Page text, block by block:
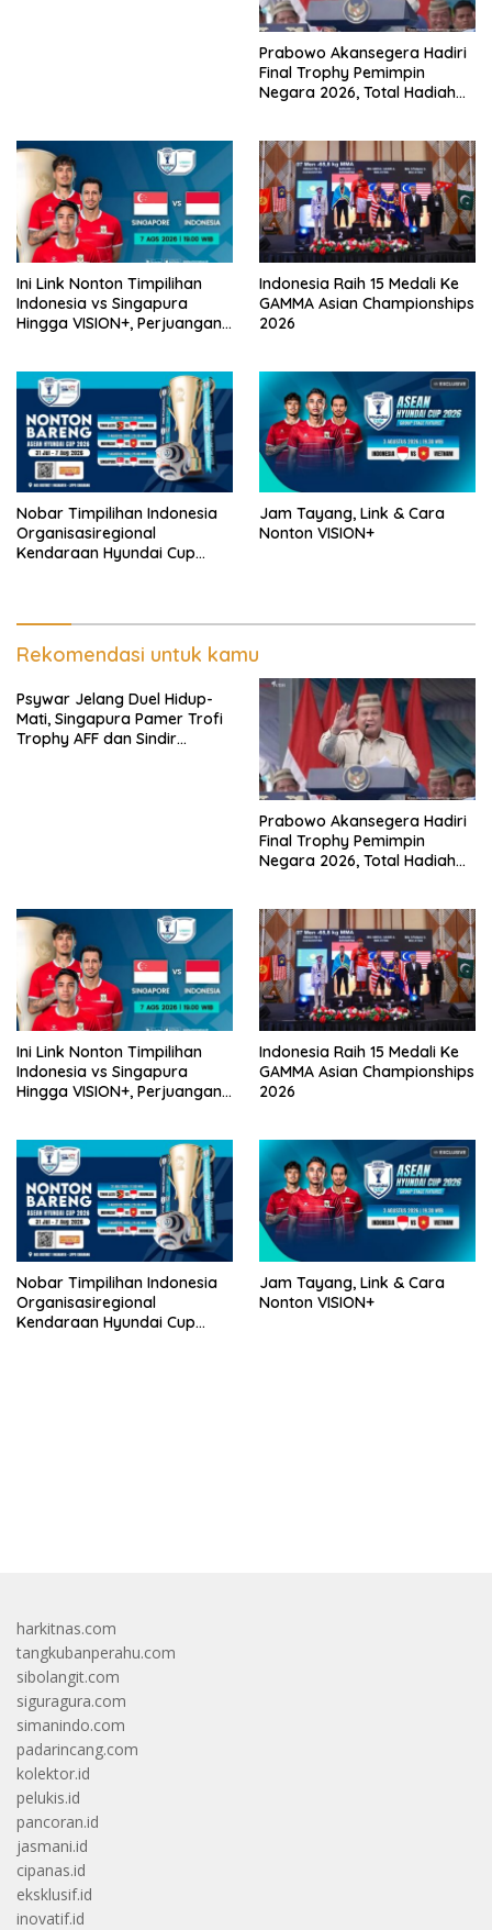
Prabowo Akansegera Hadiri
Final Trophy Pemimpin
Negara 2026, Total Hadiah
Ini Link Nonton Timpilihan
Indonesia vs Singapura
Hingga VISION+, Perjuangan
Indonesia Raih 15 Medali Ke
GAMMA Asian Championships
2026
Nobar Timpilihan Indonesia
Organisasiregional
Kendaraan Hyundai Cup
Jam Tayang, Link & Cara
Nonton VISION+
Rekomendasi untuk kamu
Psywar Jelang Duel Hidup-
Mati, Singapura Pamer Trofi
Trophy AFF dan Sindir
Prabowo Akansegera Hadiri
Final Trophy Pemimpin
Negara 2026, Total Hadiah
Ini Link Nonton Timpilihan
Indonesia vs Singapura
Hingga VISION+, Perjuangan
Indonesia Raih 15 Medali Ke
GAMMA Asian Championships
2026
Nobar Timpilihan Indonesia
Organisasiregional
Kendaraan Hyundai Cup
Jam Tayang, Link & Cara
Nonton VISION+
harkitnas.com
tangkubanperahu.com
sibolangit.com
siguragura.com
simanindo.com
padarincang.com
kolektor.id
pelukis.id
pancoran.id
jasmani.id
cipanas.id
eksklusif.id
inovatif.id